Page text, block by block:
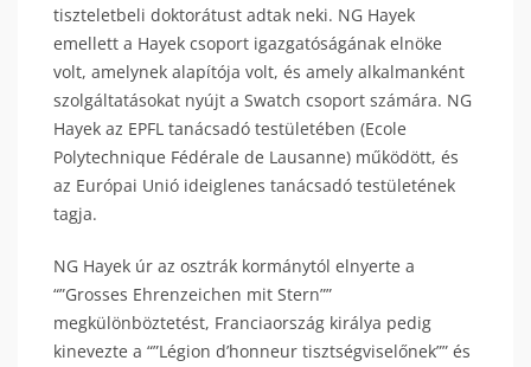
tiszteletbeli doktorátust adtak neki. NG Hayek
emellett a Hayek csoport igazgatóságának elnöke
volt, amelynek alapítója volt, és amely alkalmanként
szolgáltatásokat nyújt a Swatch csoport számára. NG
Hayek az EPFL tanácsadó testületében (Ecole
Polytechnique Fédérale de Lausanne) működött, és
az Európai Unió ideiglenes tanácsadó testületének
tagja.
NG Hayek úr az osztrák kormánytól elnyerte a
“”Grosses Ehrenzeichen mit Stern””
megkülönböztetést, Franciaország királya pedig
kinevezte a “”Légion d’honneur tisztségviselőnek”” és